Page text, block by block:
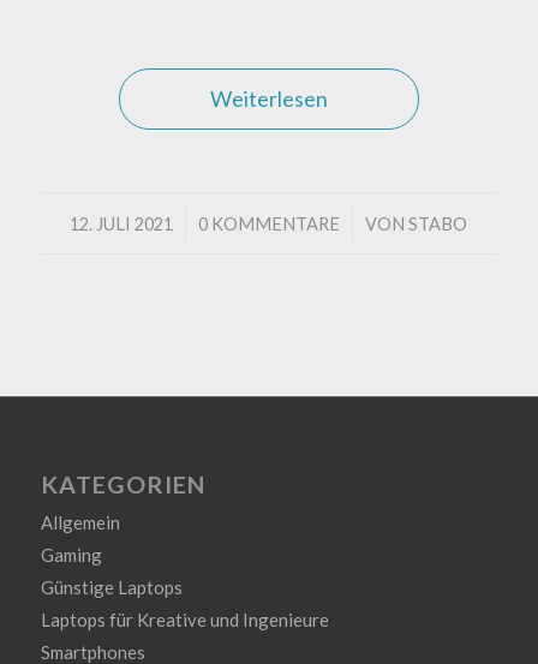
Weiterlesen
12. JULI 2021
/ 0 KOMMENTARE
/ VONSTABO
KATEGORIEN
Allgemein
Gaming
Günstige Laptops
Laptops für Kreative und Ingenieure
Smartphones